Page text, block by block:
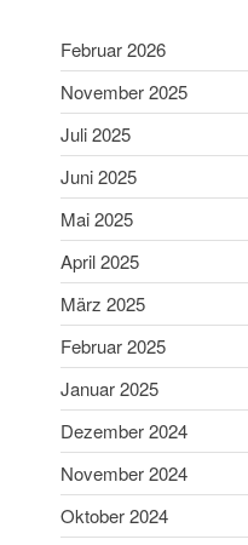
Februar 2026
November 2025
Juli 2025
Juni 2025
Mai 2025
April 2025
März 2025
Februar 2025
Januar 2025
Dezember 2024
November 2024
Oktober 2024